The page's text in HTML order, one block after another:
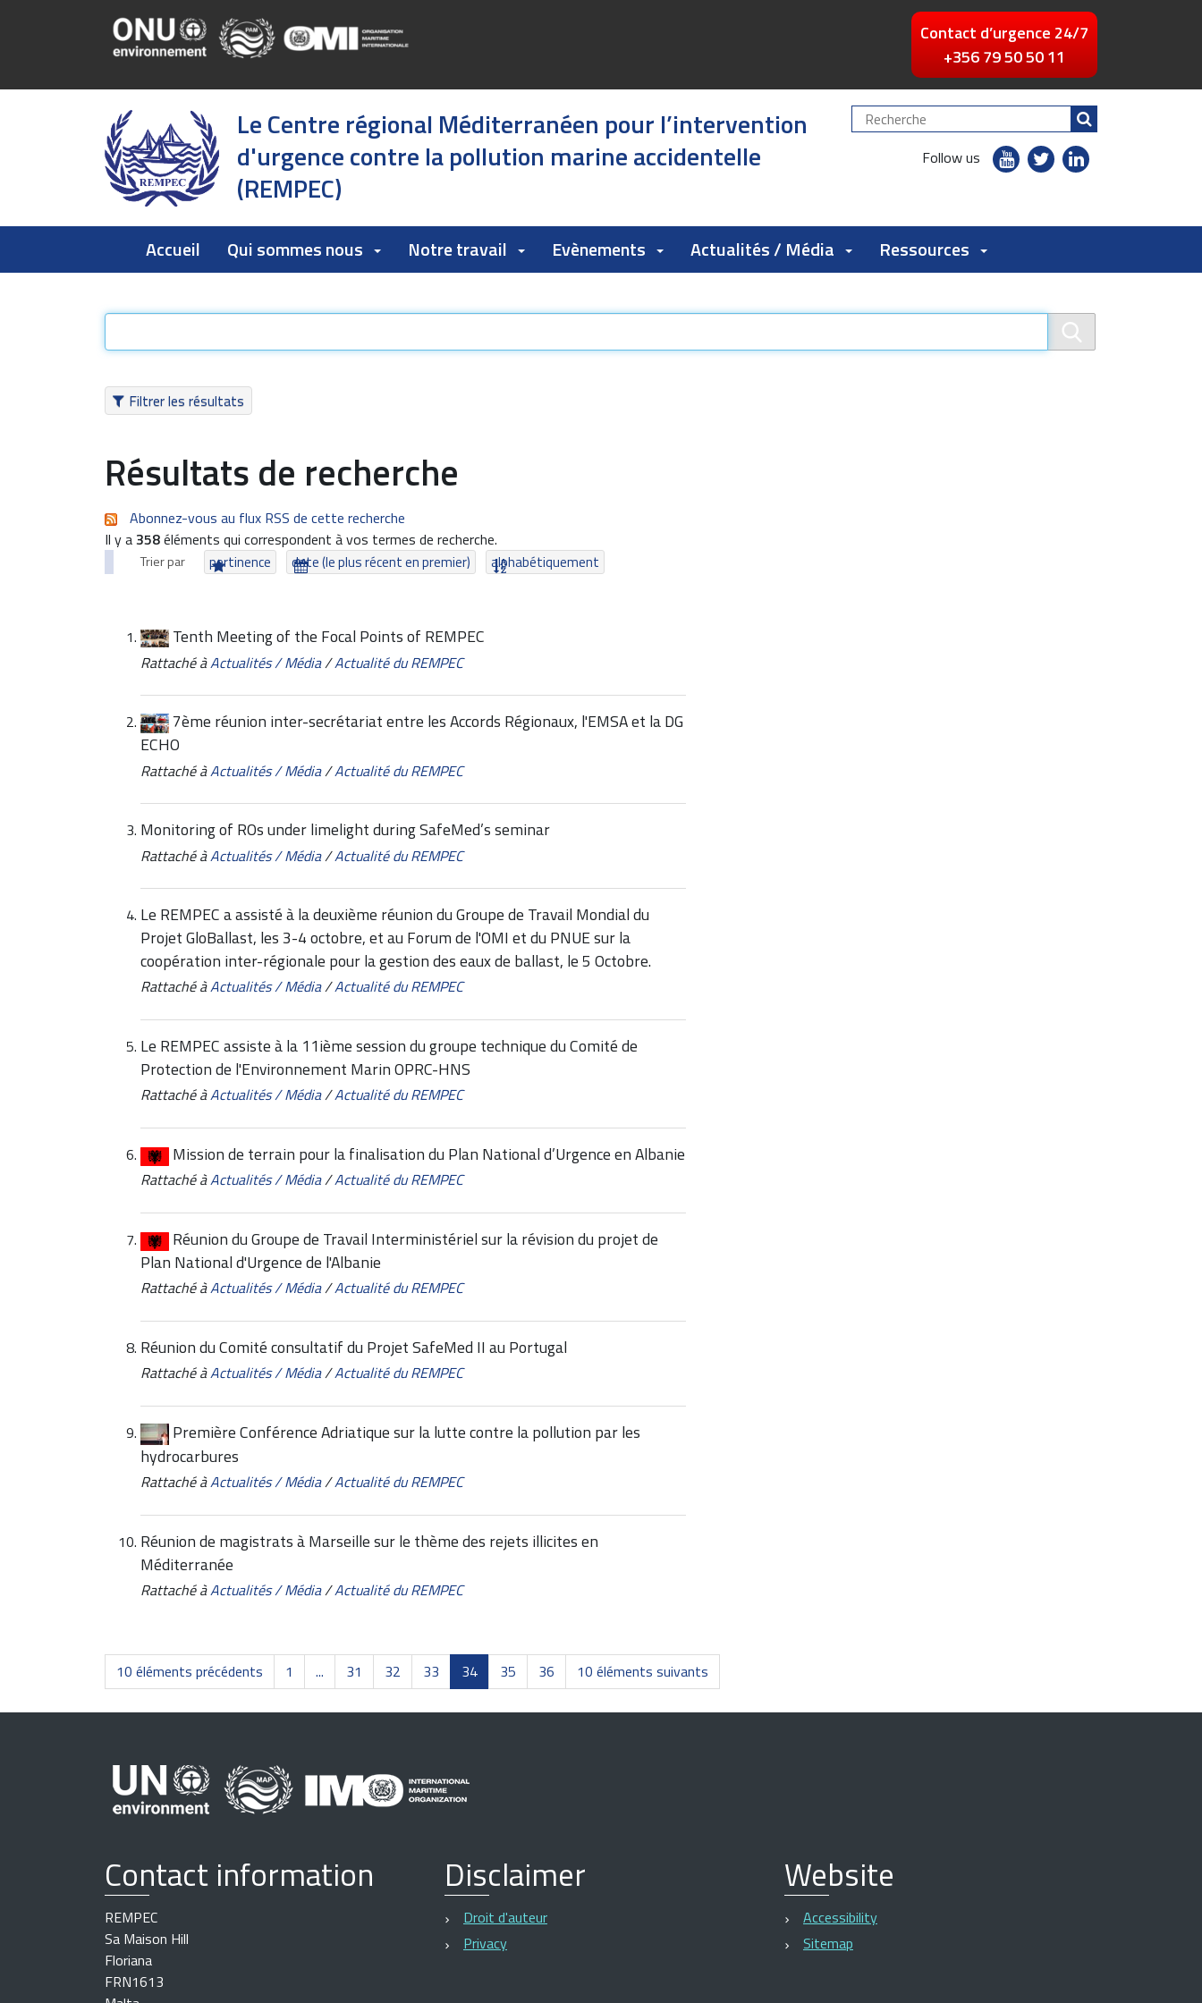
Contact d’urgence 24/7
+356 79 50 50 11
Le Centre régional Méditerranéen pour l’intervention
d'urgence contre la pollution marine accidentelle
(REMPEC)
Chercher
par
Follow us
youtubetwitterlinkedin
Accueil Qui sommes nous Notre travail Evènements Actualités / Média Ressources
Filtrer les résultats
Résultats de recherche
Abonnez-vous au flux RSS de cette recherche
Il y a358éléments qui correspondent à vos termes de recherche.
Trier par pertinence date (le plus récent en premier) alphabétiquement
Tenth Meeting of the Focal Points of REMPEC
Rattaché àActualités / Média/Actualité du REMPEC
7ème réunion inter-secrétariat entre les Accords Régionaux, l'EMSA et la DG
ECHO
Rattaché àActualités / Média/Actualité du REMPEC
Monitoring of ROs under limelight during SafeMed’s seminar
Rattaché àActualités / Média/Actualité du REMPEC
Le REMPEC a assisté à la deuxième réunion du Groupe de Travail Mondial du
Projet GloBallast, les 3-4 octobre, et au Forum de l'OMI et du PNUE sur la
coopération inter-régionale pour la gestion des eaux de ballast, le 5 Octobre.
Rattaché àActualités / Média/Actualité du REMPEC
Le REMPEC assiste à la 11ième session du groupe technique du Comité de
Protection de l'Environnement Marin OPRC-HNS
Rattaché àActualités / Média/Actualité du REMPEC
Mission de terrain pour la finalisation du Plan National d’Urgence en Albanie
Rattaché àActualités / Média/Actualité du REMPEC
Réunion du Groupe de Travail Interministériel sur la révision du projet de
Plan National d'Urgence de l'Albanie
Rattaché àActualités / Média/Actualité du REMPEC
Réunion du Comité consultatif du Projet SafeMed II au Portugal
Rattaché àActualités / Média/Actualité du REMPEC
Première Conférence Adriatique sur la lutte contre la pollution par les
hydrocarbures
Rattaché àActualités / Média/Actualité du REMPEC
Réunion de magistrats à Marseille sur le thème des rejets illicites en
Méditerranée
Rattaché àActualités / Média/Actualité du REMPEC
10 éléments précédents 1 ... 31 32 33 34 35 36 10 éléments suivants
Contact information
REMPEC
Sa Maison Hill
Floriana
FRN1613
Disclaimer
Droit d'auteur
Privacy
Website
Accessibility
Sitemap